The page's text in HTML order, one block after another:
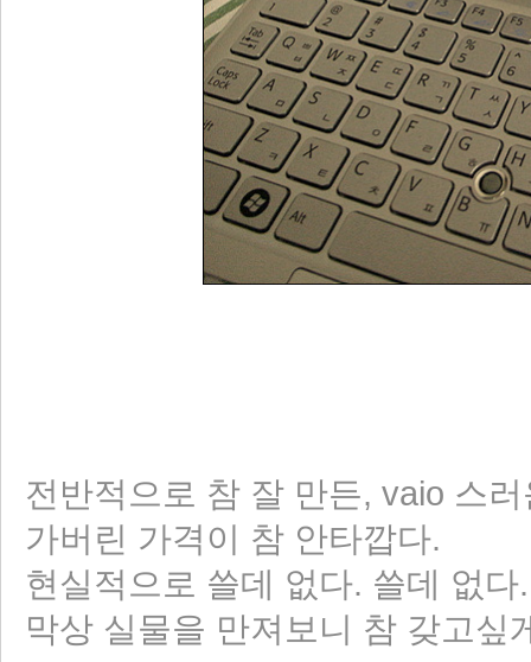
전반적으로 참 잘 만든, vaio 스
가버린 가격이 참 안타깝다.
현실적으로 쓸데 없다. 쓸데 없
막상 실물을 만져보니 참 갖고싶